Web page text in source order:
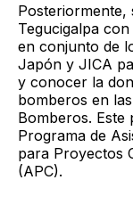
Posteriormente,
Tegucigalpa
en conjunto de
Japón y JICA
y conocer la
bomberos en
Bomberos. Este
Programa de
para Proyectos
(APC).